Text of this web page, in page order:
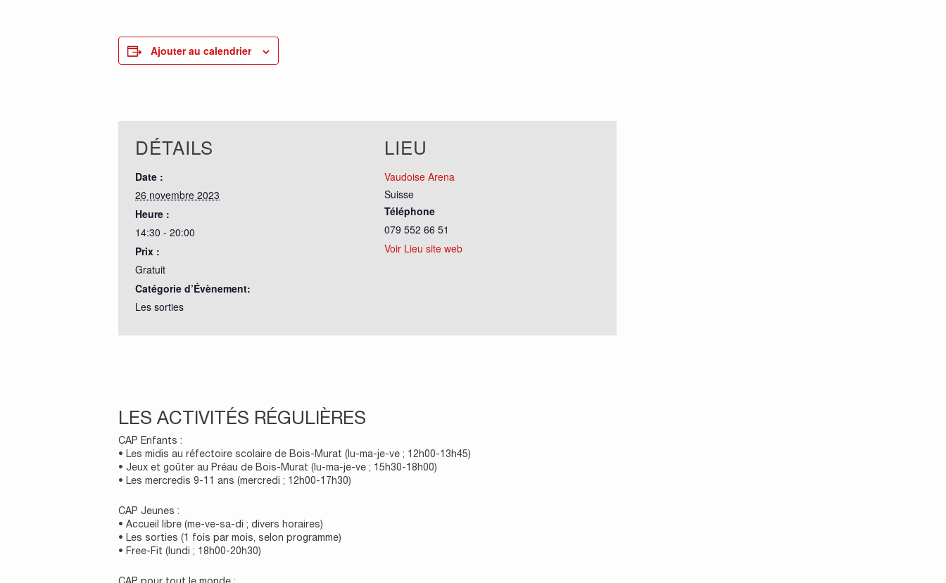
Ajouter au calendrier
DÉTAILS
Date :
26 novembre 2023
Heure :
14:30 - 20:00
Prix :
Gratuit
Catégorie d’Évènement:
Les sorties
LIEU
Vaudoise Arena
Suisse
Téléphone
079 552 66 51
Voir Lieu site web
LES ACTIVITÉS RÉGULIÈRES
CAP Enfants :
• Les midis au réfectoire scolaire de Bois-Murat (lu-ma-je-ve ; 12h00-13h45)
• Jeux et goûter au Préau de Bois-Murat (lu-ma-je-ve ; 15h30-18h00)
• Les mercredis 9-11 ans (mercredi ; 12h00-17h30)
CAP Jeunes :
• Accueil libre (me-ve-sa-di ; divers horaires)
• Les sorties (1 fois par mois, selon programme)
• Free-Fit (lundi ; 18h00-20h30)